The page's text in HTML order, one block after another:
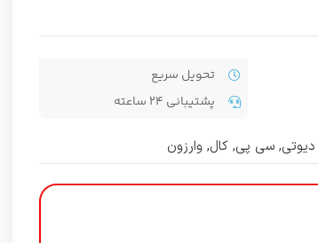
تحویل سریع
پشتیبانی ۲۴ ساعته
دیوتی, سی پی, کال, وارزون